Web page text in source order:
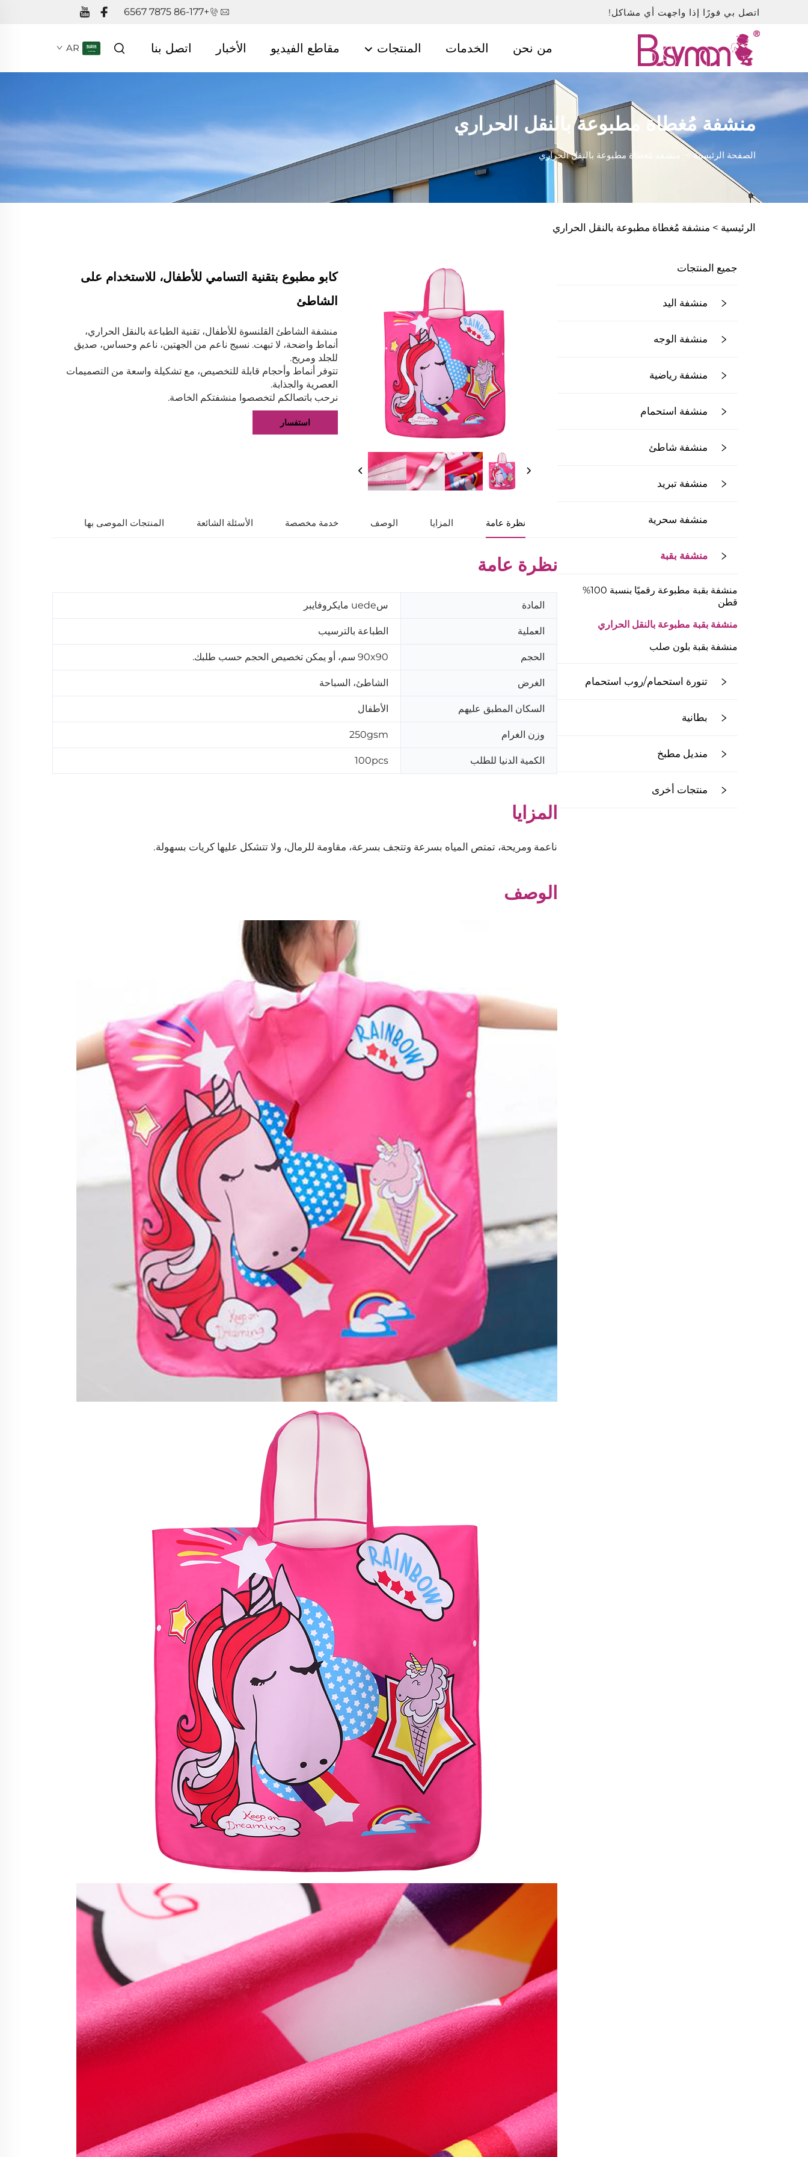
اتصل بي فورًا إذا واجهت أي مشاكل! +86-177 7875 6567
من نحن الخدمات المنتجات مقاطع الفيديو الأخبار اتصل بنا AR
منشفة مُغطاة مطبوعة بالنقل الحراري
الصفحة الرئيسية> منشفة مُغطاة مطبوعة بالنقل الحراري
الرئيسية > منشفة مُغطاة مطبوعة بالنقل الحراري
جميع المنتجات
منشفة اليد
منشفة الوجه
منشفة رياضية
منشفة استحمام
منشفة شاطئ
منشفة تبريد
منشفة سحرية
منشفة بقبة
منشفة بقبة مطبوعة رقميًا بنسبة 100%
قطن
منشفة بقبة مطبوعة بالنقل الحراري
منشفة بقبة بلون صلب
تنورة استحمام/روب استحمام
بطانية
منديل مطبخ
منتجات أخرى
كابو مطبوع بتقنية التسامي للأطفال، للاستخدام على
الشاطئ
منشفة الشاطئ القلنسوة للأطفال، تقنية الطباعة بالنقل الحراري،
أنماط واضحة، لا تبهت. نسيج ناعم من الجهتين، ناعم وحساس، صديق
للجلد ومريح.
تتوفر أنماط وأحجام قابلة للتخصيص، مع تشكيلة واسعة من التصميمات
العصرية والجذابة.
نرحب باتصالكم لتخصصوا منشفتكم الخاصة.
استفسار
نظرة عامة المزايا الوصف خدمة مخصصة الأسئلة الشائعة المنتجات الموصى بها
نظرة عامة
المادة سuede مايكروفايبر
العملية الطباعة بالترسيب
الحجم 90x90 سم، أو يمكن تخصيص الحجم حسب طلبك.
الغرض الشاطئ، السباحة
السكان المطبق عليهم الأطفال
وزن الغرام 250gsm
الكمية الدنيا للطلب 100pcs
المزايا
ناعمة ومريحة، تمتص المياه بسرعة وتتجف بسرعة، مقاومة للرمال، ولا تتشكل عليها كريات بسهولة.
الوصف